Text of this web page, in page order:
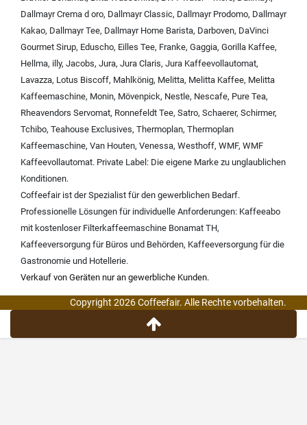
Dallmayr Crema d oro, Dallmayr Classic, Dallmayr Prodomo, Dallmayr
Kakao, Dallmayr Tee, Dallmayr Home Barista, Darboven, DaVinci
Gourmet Sirup, Eduscho, Eilles Tee, Franke, Gaggia, Gorilla Kaffee,
Hellma, illy, Jacobs, Jura, Jura Claris, Jura Kaffeevollautomat,
Lavazza, Lotus Biscoff, Mahlkönig, Melitta, Melitta Kaffee, Melitta
Kaffeemaschine, Monin, Mövenpick, Nestle, Nescafe, Pure Tea,
Rheavendors Servomat, Ronnefeldt Tee, Satro, Schaerer, Schirmer,
Tchibo, Teahouse Exclusives, Thermoplan, Thermoplan
Kaffeemaschine, Van Houten, Venessa, Westhoff, WMF, WMF
Kaffeevollautomat. Private Label: Die eigene Marke zu unglaublichen
Konditionen.
Coffeefair ist der Spezialist für den gewerblichen Bedarf.
Professionelle Lösungen für individuelle Anforderungen: Kaffeeabo
mit kostenloser Filterkaffeemaschine Bonamat TH,
Kaffeeversorgung für Büros und Behörden, Kaffeeversorgung für die
Gastronomie und Hotellerie.
Verkauf von Geräten nur an gewerbliche Kunden.
Copyright 2026 Coffeefair. Alle Rechte vorbehalten.